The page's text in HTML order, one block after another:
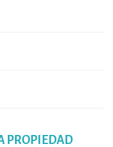
PROPIEDAD